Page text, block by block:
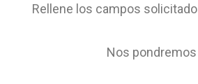
Rellene los campos
Nos